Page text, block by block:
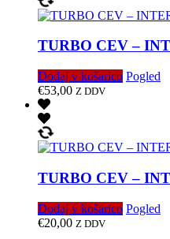
TURBO CEV –
Dodaj v košarico Pogled
€53,00 Z DDV
TURBO CEV –
Dodaj v košarico Pogled
€20,00 Z DDV